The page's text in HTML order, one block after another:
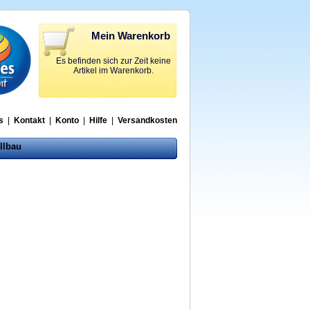
Mein Warenkorb
Es befinden sich zur Zeit keine
Artikel im Warenkorb.
Kontakt| Konto| Hilfe| Versandkosten